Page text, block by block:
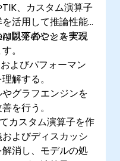
、カスタム演算子
活用して推論性能
開発者やシステム
。
以下のことを実現
よびパフォーマン
解する。
グラフエンジンを
を行う。
カスタム演算子を作
消し、モデルの処
よびディスカッシ